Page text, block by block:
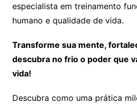
especialista em treinamento
humano e qualidade de vida.
Transforme sua mente,
descubra no frio o poder que
vida!
Descubra como uma prática